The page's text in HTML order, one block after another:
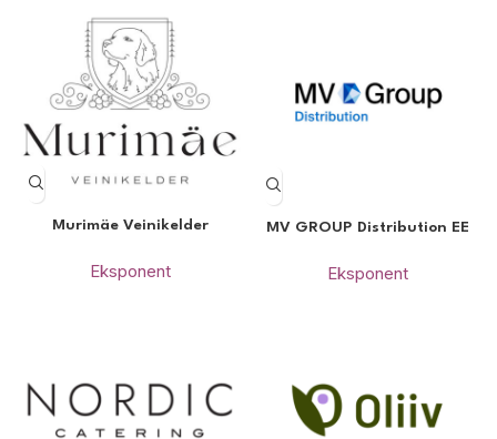
Murimäe Veinikelder
Eksponent
MV GROUP Distribution EE
Eksponent